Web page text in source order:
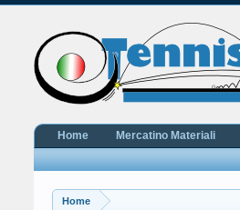
Home
Home Mercatino Materiali